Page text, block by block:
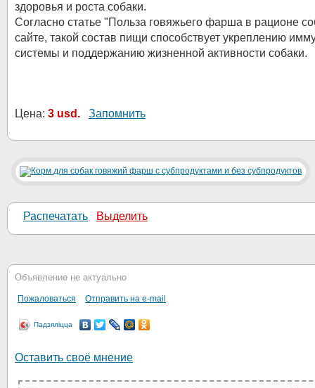
здоровья и роста собаки.
Согласно статье "Польза говяжьего фарша в рационе
сайте, такой состав пищи способствует укреплению
системы и поддержанию жизненной активности собаки.
Цена: 3 usd. Запомнить
Распечатать Выделить
Объявление не актуально
Пожаловаться Отправить на e-mail
Падзяліцца
Оставить своё мнение